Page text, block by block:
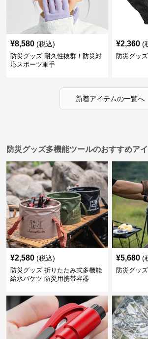
¥8,580 (税込)
防災グッズ 耐久性抜群！防災対
応スポーツ軍手
¥2,360 (
防災グッ
新着アイテムの一覧へ
防災グッズ多機能ツールのおすすめア
¥2,580 (税込)
防災グッズ 折りたたみ式多機能
給水バケツ 防災用携帯容器
¥5,680 (
防災グッ